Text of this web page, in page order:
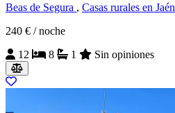
Beas de Segura , Casas rurales en Jaén
240 € / noche
12
8 1 Sin opiniones